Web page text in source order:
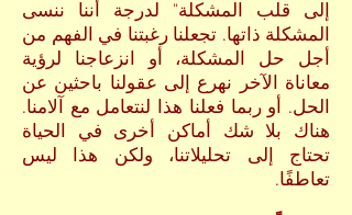
إلى قلب المشكلة" لدرجة أننا ننسى
المشكلة ذاتها. تجعلنا رغبتنا في الفهم من
أجل حل المشكلة، أو انزعاجنا لرؤية
معاناة الآخر نهرع إلى عقولنا باحثين عن
الحل. أو ربما فعلنا هذا لنتعامل مع آلامنا.
هناك بلا شك أماكن أخرى في الحياة
تحتاج إلى تحليلاتنا، ولكن هذا ليس
تعاطفًا.